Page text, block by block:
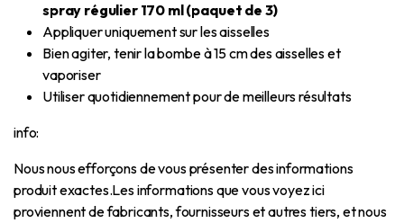
spray régulier 170 ml (paquet de 3)
Appliquer uniquement sur les aisselles
Bien agiter, tenir la bombe à 15 cm des aisselles et
vaporiser
Utiliser quotidiennement pour de meilleurs résultats
info:
Nous nous efforçons de vous présenter des informations
produit exactes.Les informations que vous voyez ici
proviennent de fabricants, fournisseurs et autres tiers, et nous